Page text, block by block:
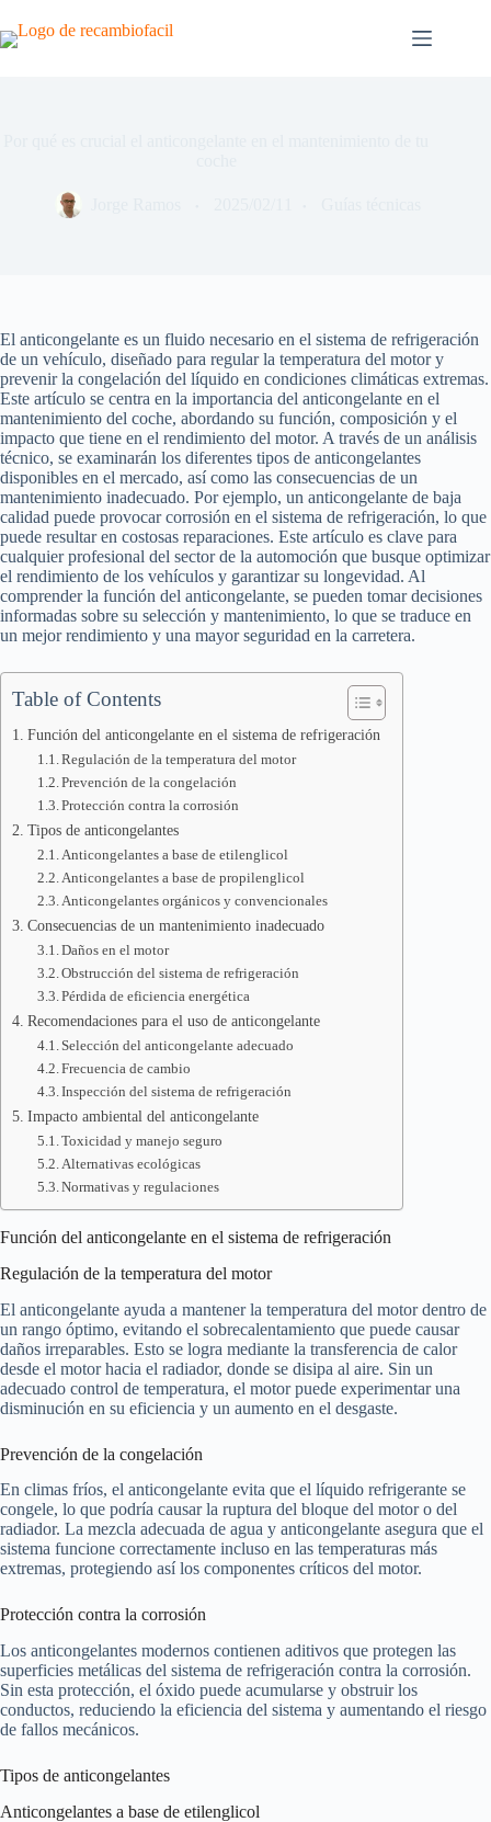
al
contenido
El anticongelante es un fluido necesario en el sistema de refrigeración
de un vehículo, diseñado para regular la temperatura del motor y
prevenir la congelación del líquido en condiciones climáticas extremas.
Este artículo se centra en la importancia del anticongelante en el
mantenimiento del coche, abordando su función, composición y el
impacto que tiene en el rendimiento del motor. A través de un análisis
técnico, se examinarán los diferentes tipos de anticongelantes
disponibles en el mercado, así como las consecuencias de un
mantenimiento inadecuado. Por ejemplo, un anticongelante de baja
calidad puede provocar corrosión en el sistema de refrigeración, lo que
puede resultar en costosas reparaciones. Este artículo es clave para
cualquier profesional del sector de la automoción que busque optimizar
el rendimiento de los vehículos y garantizar su longevidad. Al
comprender la función del anticongelante, se pueden tomar decisiones
informadas sobre su selección y mantenimiento, lo que se traduce en
un mejor rendimiento y una mayor seguridad en la carretera.
Table of Contents
Función del anticongelante en el sistema de refrigeración
Regulación de la temperatura del motor
Prevención de la congelación
Protección contra la corrosión
Tipos de anticongelantes
Anticongelantes a base de etilenglicol
Anticongelantes a base de propilenglicol
Anticongelantes orgánicos y convencionales
Consecuencias de un mantenimiento inadecuado
Daños en el motor
Obstrucción del sistema de refrigeración
Pérdida de eficiencia energética
Recomendaciones para el uso de anticongelante
Selección del anticongelante adecuado
Frecuencia de cambio
Inspección del sistema de refrigeración
Impacto ambiental del anticongelante
Toxicidad y manejo seguro
Alternativas ecológicas
Normativas y regulaciones
Función del anticongelante en el sistema de refrigeración
Regulación de la temperatura del motor
El anticongelante ayuda a mantener la temperatura del motor dentro de
un rango óptimo, evitando el sobrecalentamiento que puede causar
daños irreparables. Esto se logra mediante la transferencia de calor
desde el motor hacia el radiador, donde se disipa al aire. Sin un
adecuado control de temperatura, el motor puede experimentar una
disminución en su eficiencia y un aumento en el desgaste.
Prevención de la congelación
En climas fríos, el anticongelante evita que el líquido refrigerante se
congele, lo que podría causar la ruptura del bloque del motor o del
radiador. La mezcla adecuada de agua y anticongelante asegura que el
sistema funcione correctamente incluso en las temperaturas más
extremas, protegiendo así los componentes críticos del motor.
Protección contra la corrosión
Los anticongelantes modernos contienen aditivos que protegen las
superficies metálicas del sistema de refrigeración contra la corrosión.
Sin esta protección, el óxido puede acumularse y obstruir los
conductos, reduciendo la eficiencia del sistema y aumentando el riesgo
de fallos mecánicos.
Tipos de anticongelantes
Anticongelantes a base de etilenglicol